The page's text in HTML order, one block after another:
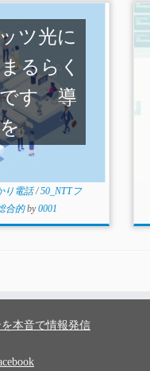
ツ光に
るらく
す 導
り電話/50_NTTフ
合的by0001
本音で情報発信